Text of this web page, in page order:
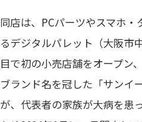
同店は、PCパーツやスマホ
るデジタルパレット（大阪市
目で初の小売店舗をオープン
ブランド名を冠した「サンイ
が、代表者の家族が大病を患